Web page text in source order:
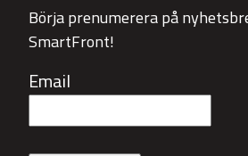
Börja prenumerera på
SmartFront!
Email